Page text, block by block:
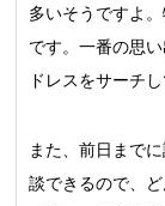
多いそうですよ
です。一番の思
ドレスをサーチ
また、前日まで
談できるので、